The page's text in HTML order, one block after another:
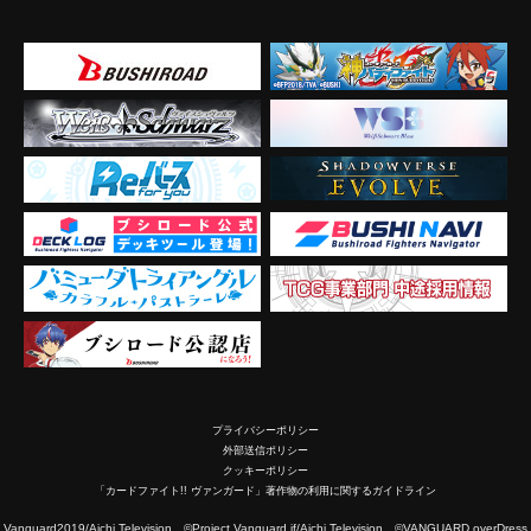
プライバシーポリシー
外部送信ポリシー
クッキーポリシー
「カードファイト!! ヴァンガード」著作物の利用に関するガイドライン
Aichi Television ©Project Vanguard if/Aichi Television ©VANGUARD